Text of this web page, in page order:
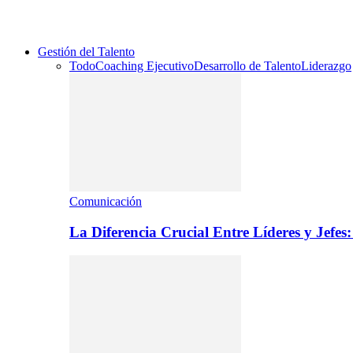
Gestión del Talento
TodoCoaching EjecutivoDesarrollo de TalentoLiderazgo
Comunicación
La Diferencia Crucial Entre Líderes y